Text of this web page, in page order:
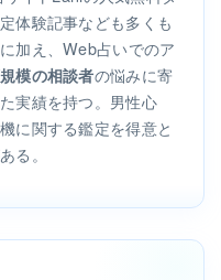
体験記事なども多くも
加え、Web占いでのア
模の相談者の悩みに寄
実績を持つ。男性心
に関する鑑定を得意と
る。